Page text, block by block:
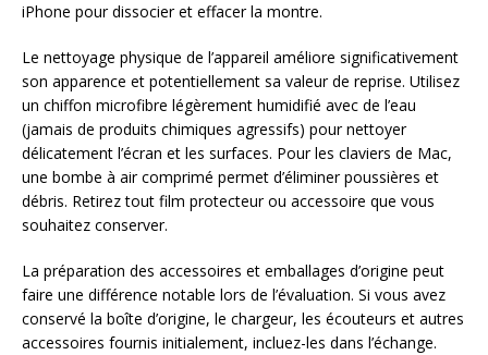
iPhone pour dissocier et effacer la montre.
Le nettoyage physique de l’appareil améliore significativement
son apparence et potentiellement sa valeur de reprise. Utilisez
un chiffon microfibre légèrement humidifié avec de l’eau
(jamais de produits chimiques agressifs) pour nettoyer
délicatement l’écran et les surfaces. Pour les claviers de Mac,
une bombe à air comprimé permet d’éliminer poussières et
débris. Retirez tout film protecteur ou accessoire que vous
souhaitez conserver.
La préparation des accessoires et emballages d’origine peut
faire une différence notable lors de l’évaluation. Si vous avez
conservé la boîte d’origine, le chargeur, les écouteurs et autres
accessoires fournis initialement, incluez-les dans l’échange.